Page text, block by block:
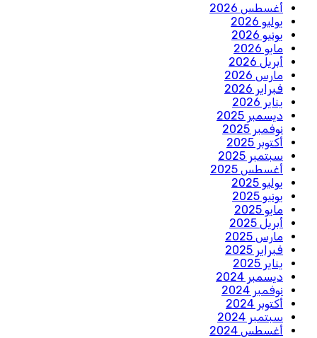
أغسطس 2026
يوليو 2026
يونيو 2026
مايو 2026
أبريل 2026
مارس 2026
فبراير 2026
يناير 2026
ديسمبر 2025
نوفمبر 2025
أكتوبر 2025
سبتمبر 2025
أغسطس 2025
يوليو 2025
يونيو 2025
مايو 2025
أبريل 2025
مارس 2025
فبراير 2025
يناير 2025
ديسمبر 2024
نوفمبر 2024
أكتوبر 2024
سبتمبر 2024
أغسطس 2024